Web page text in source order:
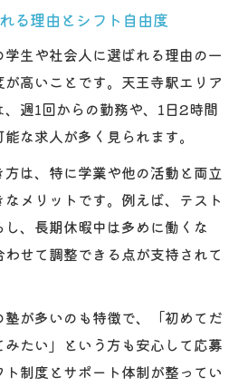
る理由とシフト自由度
生や社会人に選ばれる理由の一
高いことです。天王寺駅エリア
週1回からの勤務や、1日2時間
な求人が多く見られます。
は、特に学業や他の活動と両立
メリットです。例えば、テスト
、長期休暇中は多めに働くな
せて調整できる点が支持されて
が多いのも特徴で、「初めてだ
たい」という方も安心して応募
制度とサポート体制が整ってい